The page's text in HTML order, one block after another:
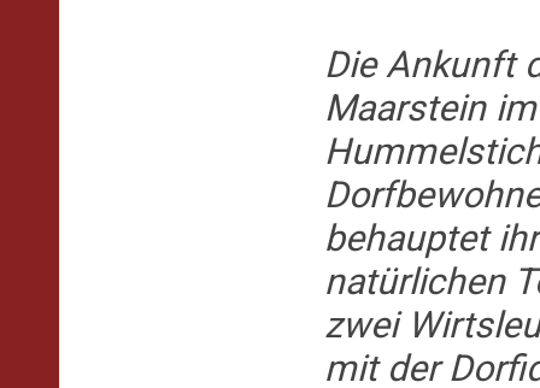
Die Ankunft
Maarstein
behauptet
natürlichen
zwei
mit der